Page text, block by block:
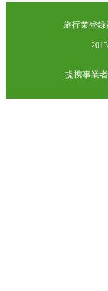
旅行業登録
提携事業